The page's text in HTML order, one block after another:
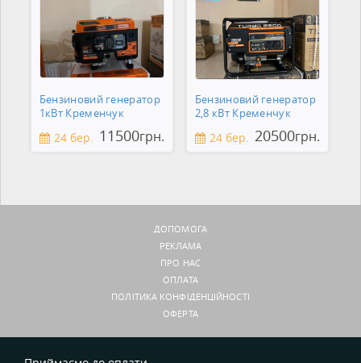
Бензиновий генератор
1кВт Кременчук
24 бер. 11500грн.
Бензиновий генератор
2,8 кВт Кременчук
24 бер. 20500грн.
ДОПОМОГА
РЕКЛАМА
ПРО НАС
ОПЛАТА
ПОЛІТИКА КОНФІДЕНЦІЙНОСТІ
ОФЕРТА